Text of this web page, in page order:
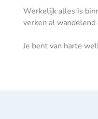
Werkelijk alles is
verken al
Je bent van harte